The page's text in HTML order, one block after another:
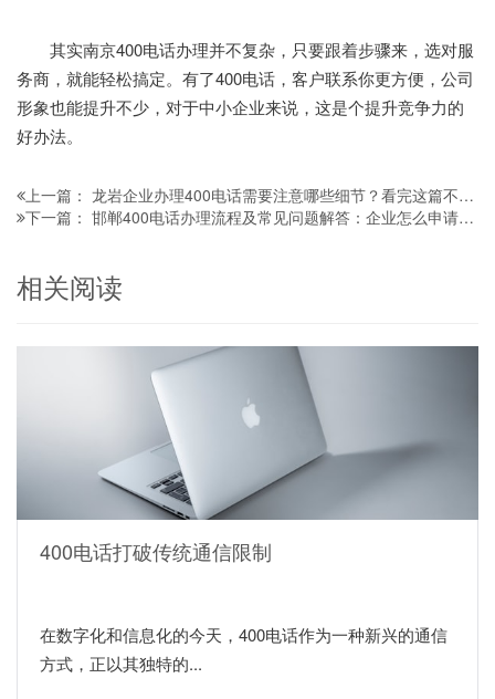
其实南京400电话办理并不复杂，只要跟着步骤来，选对服
务商，就能轻松搞定。有了400电话，客户联系你更方便，公司
形象也能提升不少，对于中小企业来说，这是个提升竞争力的
好办法。
上一篇： 龙岩企业办理400电话需要注意哪些细节？看完这篇不踩坑！
下一篇： 邯郸400电话办理流程及常见问题解答：企业怎么申请更省心？
相关阅读
400电话打破传统通信限制
在数字化和信息化的今天，400电话作为一种新兴的通信
方式，正以其独特的...